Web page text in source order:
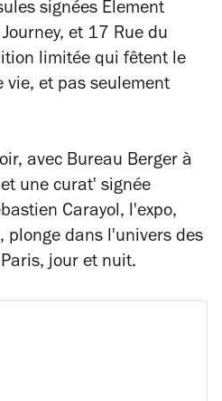
signées Element
et 17 Rue du
limitée qui fêtent le
vie, et pas seulement
avec Bureau Berger à
une curat' signée
Carayol, l'expo,
dans l'univers des
jour et nuit.